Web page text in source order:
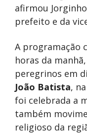
afirmou
prefeito e da
A programação
horas da
peregrinos em
João Batista,
foi celebrada a
também
religioso da